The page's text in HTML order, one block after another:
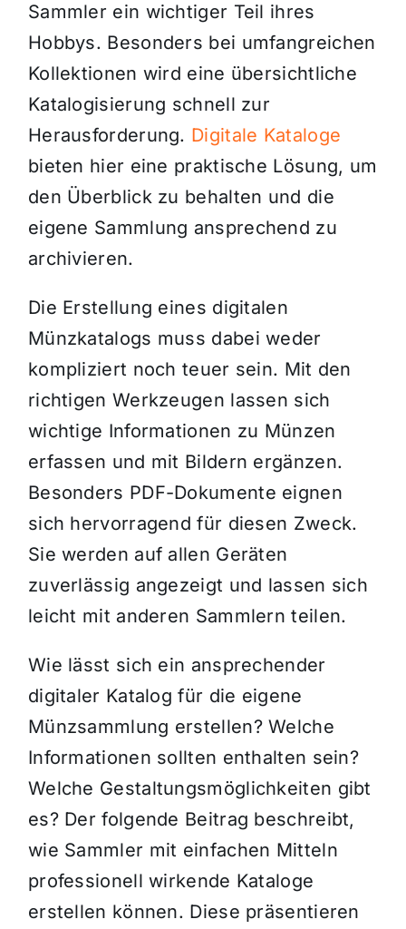
Sammler ein wichtiger Teil ihres
Hobbys. Besonders bei umfangreichen
Kollektionen wird eine übersichtliche
Katalogisierung schnell zur
Herausforderung. Digitale Kataloge
bieten hier eine praktische Lösung, um
den Überblick zu behalten und die
eigene Sammlung ansprechend zu
archivieren.
Die Erstellung eines digitalen
Münzkatalogs muss dabei weder
kompliziert noch teuer sein. Mit den
richtigen Werkzeugen lassen sich
wichtige Informationen zu Münzen
erfassen und mit Bildern ergänzen.
Besonders PDF-Dokumente eignen
sich hervorragend für diesen Zweck.
Sie werden auf allen Geräten
zuverlässig angezeigt und lassen sich
leicht mit anderen Sammlern teilen.
Wie lässt sich ein ansprechender
digitaler Katalog für die eigene
Münzsammlung erstellen? Welche
Informationen sollten enthalten sein?
Welche Gestaltungsmöglichkeiten gibt
es? Der folgende Beitrag beschreibt,
wie Sammler mit einfachen Mitteln
professionell wirkende Kataloge
erstellen können. Diese präsentieren